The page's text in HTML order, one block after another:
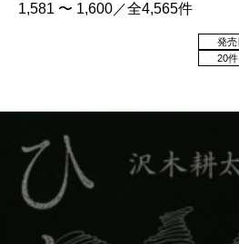
1,581 〜 1,600／全4,565件
20件